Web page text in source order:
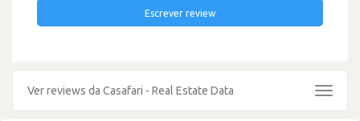
Escrever review
Ver reviews da Casafari - Real Estate Data
Toggle